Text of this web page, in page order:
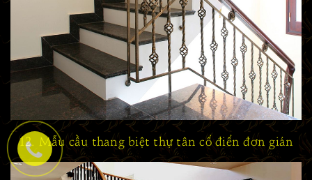
12. Mẫu cầu thang biệt thự tân cổ điển đơn giản